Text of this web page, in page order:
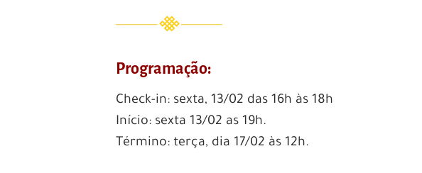
Programação:
Check-in: sexta, 13/02 das 16h às 18h
Início: sexta 13/02 as 19h.
Término: terça, dia 17/02 às 12h.